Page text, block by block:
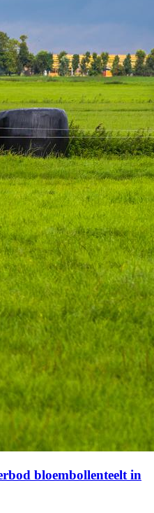
bloembollenteelt in